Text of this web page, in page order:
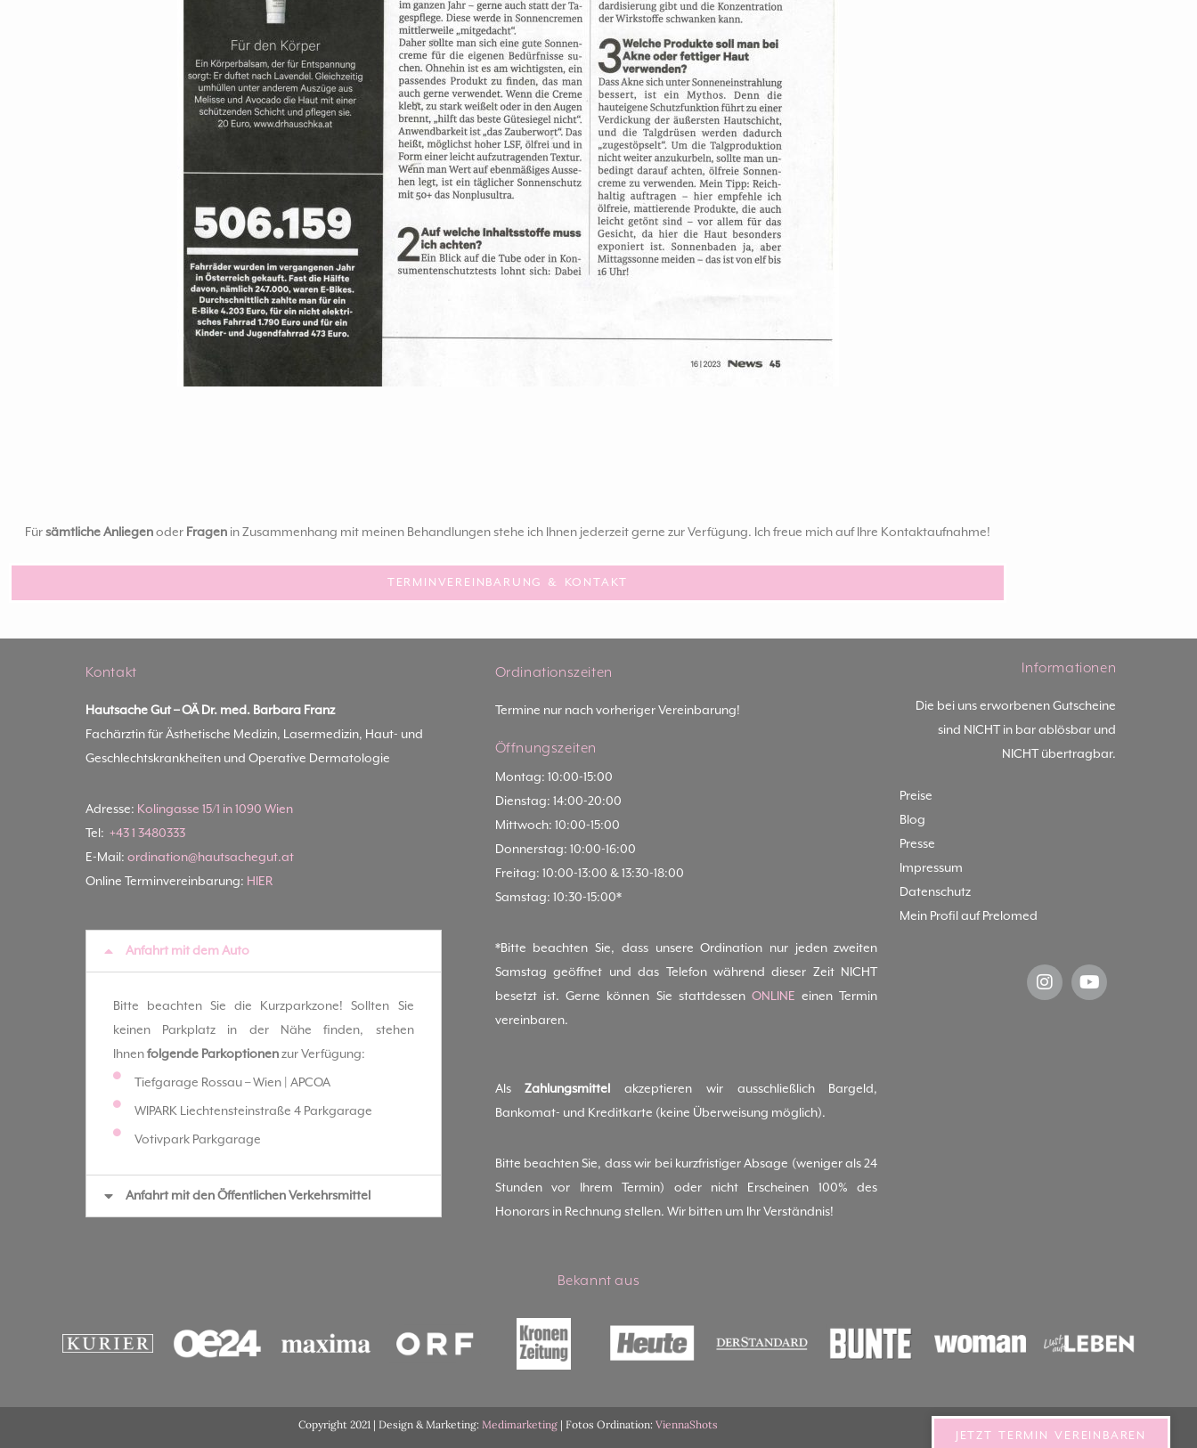
Fürsämtliche Anliegenoder Fragen in Zusammenhang mit meinen Behandlungen stehe ich Ihnen jederzeit gerne zur Verfügung. Ich freue mich auf Ihre Kontaktaufnahme!
TERMINVEREINBARUNG & KONTAKT
Kontakt
Hautsache Gut –OÄ Dr. med. Barbara Franz
Fachärztin für Ästhetische Medizin, Lasermedizin, Haut- und
Geschlechtskrankheiten und Operative Dermatologie
Adresse: Kolingasse 15/1 in 1090 Wien
Tel: +43 1 3480333
E-Mail: ordination@hautsachegut.at
Online Terminvereinbarung: HIER
Anfahrt mit dem Auto
Bitte beachten Sie die Kurzparkzone! Sollten Sie
keinen Parkplatz in der Nähe finden, stehen
Ihnenfolgende Parkoptionenzur Verfügung:
Tiefgarage Rossau – Wien | APCOA
WIPARK Liechtensteinstraße 4 Parkgarage
Votivpark Parkgarage
Anfahrt mit den Öffentlichen Verkehrsmittel
Ordinationszeiten
Termine nur nach vorheriger Vereinbarung!
Öffnungszeiten
Montag: 10:00-15:00
Dienstag: 14:00-20:00
Mittwoch: 10:00-15:00
Donnerstag: 10:00-16:00
Freitag: 10:00-13:00 & 13:30-18:00
Samstag: 10:30-15:00*
*Bitte beachten Sie, dass unsere Ordination nur jeden zweiten
Samstag geöffnet und das Telefon während dieser Zeit NICHT
besetzt ist. Gerne können Sie stattdessen ONLINE einen Termin
vereinbaren.
AlsZahlungsmittel
akzeptieren wir ausschließlich Bargeld,
Bankomat- und Kreditkarte (keine Überweisung möglich).
Bitte beachten Sie, dass wir bei kurzfristiger Absage (weniger als 24
Stunden vor Ihrem Termin) oder nicht Erscheinen 100% des
Honorars in Rechnung stellen. Wir bitten um Ihr Verständnis!
Informationen
Die bei uns erworbenen Gutscheine
sind NICHT in bar ablösbar und
NICHT übertragbar.
Preise
Blog
Presse
Impressum
Datenschutz
Mein Profil auf Prelomed
Bekannt aus
Copyright 2021 | Design & Marketing: Medimarketing| Fotos Ordination: ViennaShots
JETZT TERMIN VEREINBAREN